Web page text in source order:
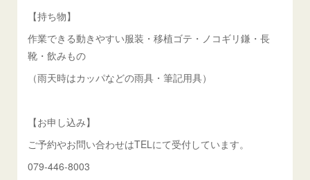
【持ち物】
作業できる動きやすい服装・移植ゴテ・ノコギリ鎌・長
靴・飲みもの
（雨天時はカッパなどの雨具・筆記用具）
【お申し込み】
ご予約やお問い合わせはTELにて受付しています。
079-446-8003